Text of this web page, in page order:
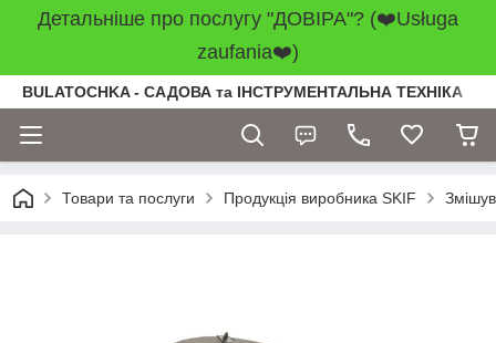
Детальніше про послугу "ДОВІРА"? (❤️Usługa
zaufania❤️)
BULATOCHKA - САДОВА та ІНСТРУМЕНТАЛЬНА ТЕХНІКА
Товари та послуги Продукція виробника SKIF